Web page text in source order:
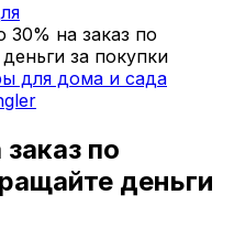
30% на заказ по
за покупки
для дома и сада
заказ по
деньги